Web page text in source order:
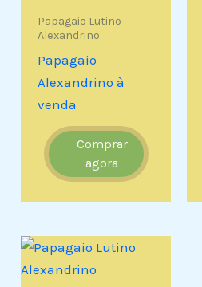
Papagaio Lutino
Alexandrino
Papagaio
Alexandrino à
venda
Comprar
agora